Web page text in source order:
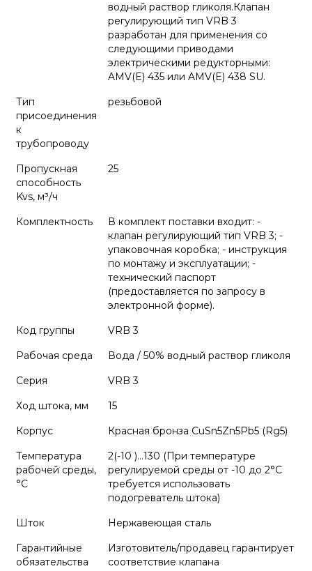
водный раствор гликоля.Клапан
регулирующий тип VRB 3
разработан для применения со
следующими приводами
электрическими редукторными:
AMV(E) 435 или AMV(E) 438 SU.
Тип
присоединения
к
трубопроводу
резьбовой
Пропускная
способность
Kvs, м³/ч
25
Комплектность
В комплект поставки входит: -
клапан регулирующий тип VRB 3; -
упаковочная коробка; - инструкция
по монтажу и эксплуатации; -
технический паспорт
(предоставляется по запросу в
электронной форме).
Код группы
VRB 3
Рабочая среда
Вода / 50% водный раствор гликоля
Серия
VRB 3
Ход штока, мм
15
Корпус
Красная бронза CuSn5Zn5Pb5 (Rg5)
Температура
рабочей среды,
°С
2(-10 )…130 (При температуре
регулируемой среды от -10 до 2°С
требуется использовать
подогреватель штока)
Шток
Нержавеющая сталь
Гарантийные
обязательства
Изготовитель/продавец гарантирует
соответствие клапана